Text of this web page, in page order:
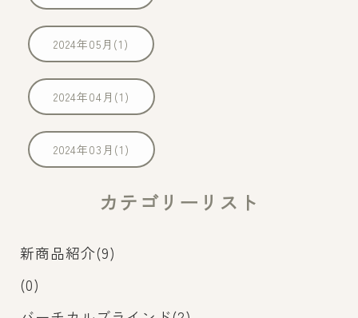
2024年05月(1)
2024年04月(1)
2024年03月(1)
カテゴリーリスト
新商品紹介(9)
(0)